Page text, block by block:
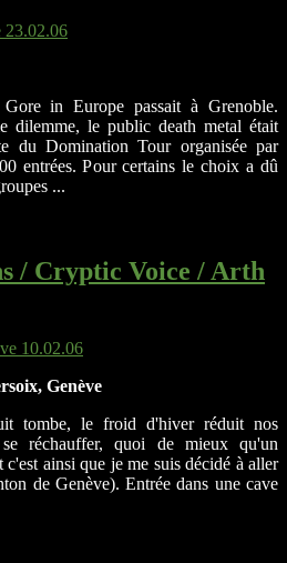
in Europe passait à Grenoble.
dilemme, le public death metal était
du Domination Tour organisée par
entrées. Pour certains le choix a dû
...
/ Cryptic Voice / Arth
Genève
tombe, le froid d'hiver réduit nos
réchauffer, quoi de mieux qu'un
ainsi que je me suis décidé à aller
de Genève). Entrée dans une cave